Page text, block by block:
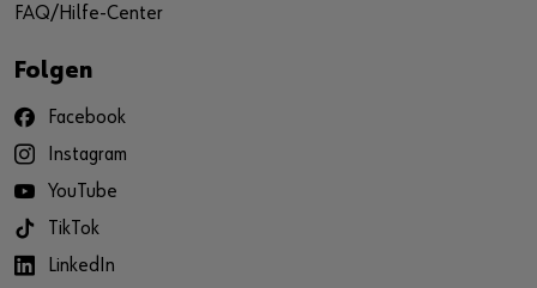
FAQ/Hilfe-Center
Folgen
Facebook
Instagram
YouTube
TikTok
LinkedIn